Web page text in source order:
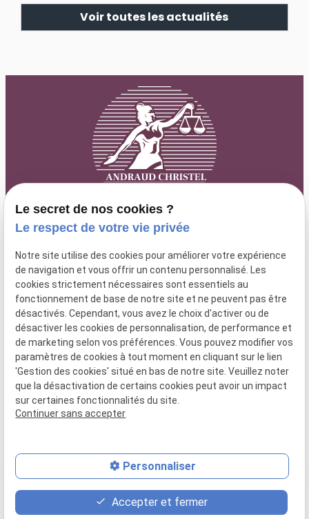
Voir toutes les actualités
04 84 89 15 87
63 rue Paradis
13006 MARSEILLE
lundi au
vendredi : 9h
- 18h30
SIRET :52025096000066
Plan du
site
Mentions
légales
Politique de
confidentialité
place contact_page phone
Le secret de nos cookies ?
Le respect de votre vie privée
Notre site utilise des cookies pour améliorer votre expérience
de navigation et vous offrir un contenu personnalisé. Les
cookies strictement nécessaires sont essentiels au
fonctionnement de base de notre site et ne peuvent pas être
désactivés. Cependant, vous avez le choix d'activer ou de
désactiver les cookies de personnalisation, de performance et
de marketing selon vos préférences. Vous pouvez modifier vos
paramètres de cookies à tout moment en cliquant sur le lien
'Gestion des cookies' situé en bas de notre site. Veuillez noter
que la désactivation de certains cookies peut avoir un impact
sur certaines fonctionnalités du site.
Continuer sans accepter
Personnaliser
Accepter et fermer